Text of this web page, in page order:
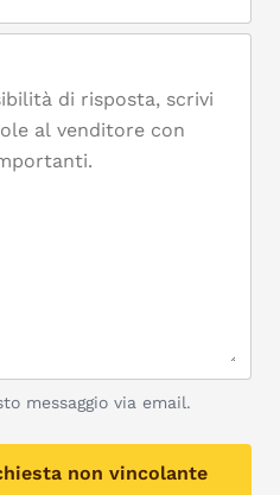
messaggio via email.
non vincolante